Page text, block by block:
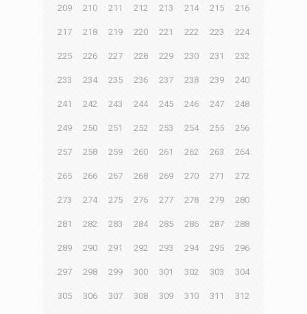
209 210 211 212 213 214 215 216
217 218 219 220 221 222 223 224
225 226 227 228 229 230 231 232
233 234 235 236 237 238 239 240
241 242 243 244 245 246 247 248
249 250 251 252 253 254 255 256
257 258 259 260 261 262 263 264
265 266 267 268 269 270 271 272
273 274 275 276 277 278 279 280
281 282 283 284 285 286 287 288
289 290 291 292 293 294 295 296
297 298 299 300 301 302 303 304
305 306 307 308 309 310 311 312